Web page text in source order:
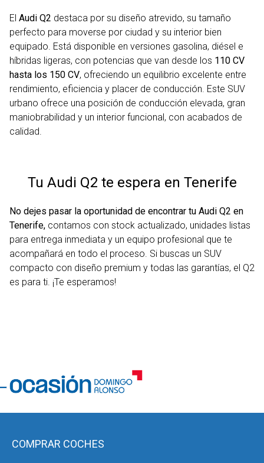
El Audi Q2 destaca por su diseño atrevido, su tamaño
perfecto para moverse por ciudad y su interior bien
equipado. Está disponible en versiones gasolina, diésel e
híbridas ligeras, con potencias que van desde los 110 CV
hasta los 150 CV, ofreciendo un equilibrio excelente entre
rendimiento, eficiencia y placer de conducción. Este SUV
urbano ofrece una posición de conducción elevada, gran
maniobrabilidad y un interior funcional, con acabados de
calidad.
Tu Audi Q2 te espera en Tenerife
No dejes pasar la oportunidad de encontrar tu Audi Q2 en
Tenerife, contamos con stock actualizado, unidades listas
para entrega inmediata y un equipo profesional que te
acompañará en todo el proceso. Si buscas un SUV
compacto con diseño premium y todas las garantías, el Q2
es para ti. ¡Te esperamos!
COMPRAR COCHES